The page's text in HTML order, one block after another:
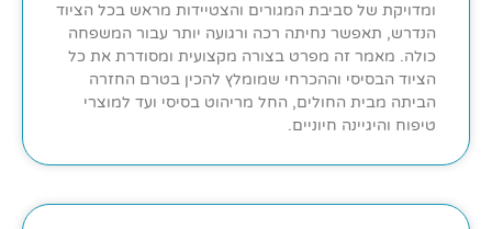
ומדויקת של סביבת המגורים והצטיידות מראש בכל הציוד
הנדרש, תאפשר נחיתה רכה ורגועה יותר עבור המשפחה
כולה. מאמר זה מפרט בצורה מקצועית ומסודרת את כל
הציוד הבסיסי וההכרחי שמומלץ להכין בטרם החזרה
הביתה מבית החולים, החל מריהוט בסיסי ועד למוצרי
טיפוח והיגיינה חיוניים.